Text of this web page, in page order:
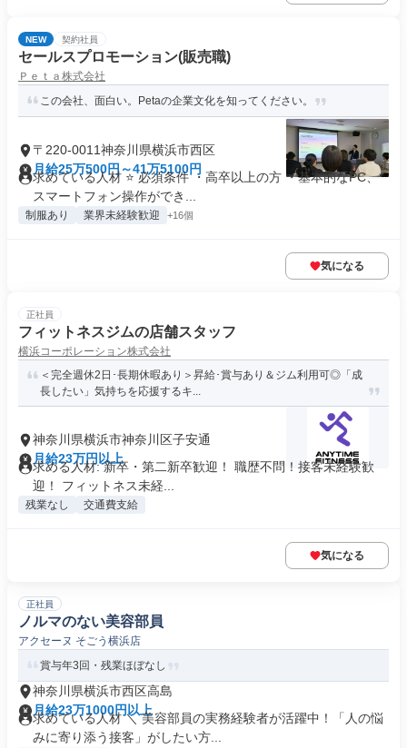
NEW 契約社員
セールスプロモーション(販売職)
Ｐｅｔａ株式会社
この会社、面白い。Petaの企業文化を知ってください。
〒220-0011神奈川県横浜市西区
月給25万500円～41万5100円
求めている人材 ⭐ 必須条件 ・高卒以上の方 ・基本的なPC、
スマートフォン操作ができ...
制服あり 業界未経験歓迎 +16個
気になる
正社員
フィットネスジムの店舗スタッフ
横浜コーポレーション株式会社
＜完全週休2日･長期休暇あり＞昇給･賞与あり＆ジム利用可◎「成
長したい」気持ちを応援するキ...
神奈川県横浜市神奈川区子安通
月給23万円以上
求める人材: 新卒・第二新卒歓迎！ 職歴不問！接客未経験歓
迎！ フィットネス未経...
残業なし 交通費支給
気になる
正社員
ノルマのない美容部員
アクセーヌ そごう横浜店
賞与年3回・残業ほぼなし
神奈川県横浜市西区高島
月給23万1000円以上
求めている人材 ＼ 美容部員の実務経験者が活躍中！「人の悩
みに寄り添う接客」がしたい方...